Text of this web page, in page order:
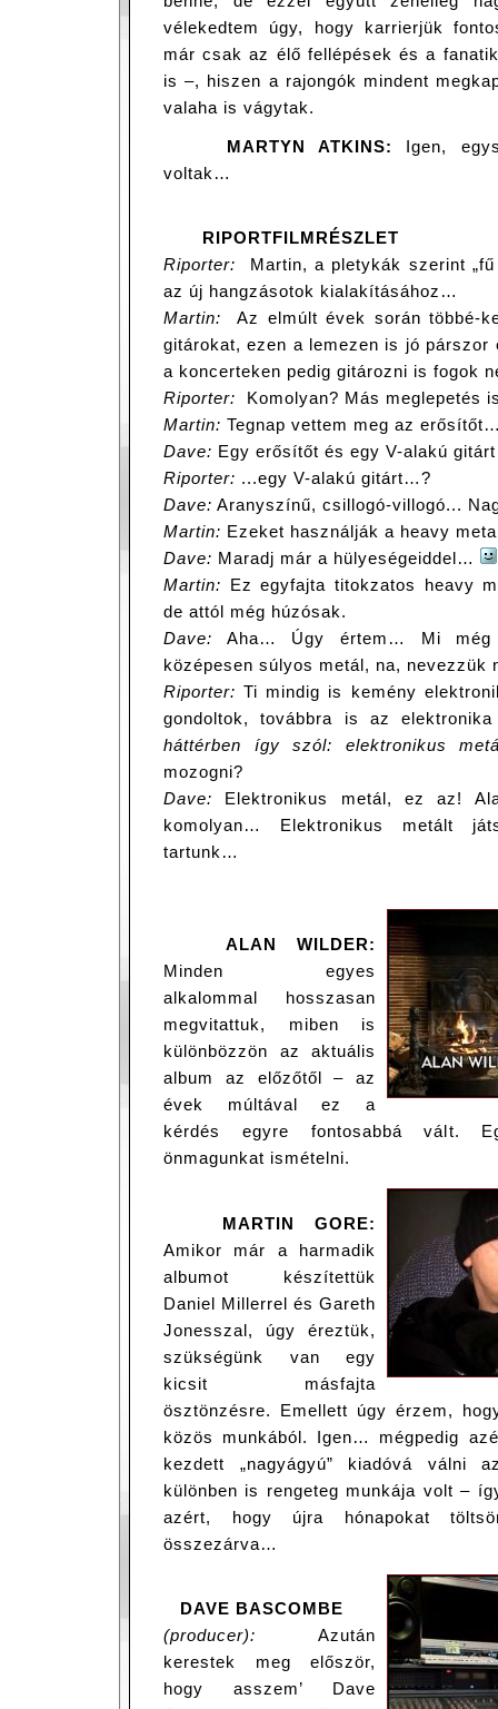
vélekedtem úgy, hogy karrierjük
már csak az élő fellépések és a
is –, hiszen a rajongók mindent
valaha is vágytak.
MARTYN ATKINS:
Igen,
voltak…
RIPORTFILMRÉSZLET
Riporter: Martin, a pletykák szerint
az új hangzásotok kialakításához…
Martin: Az elmúlt évek során többé-
gitárokat, ezen a lemezen is jó
a koncerteken pedig gitározni is fogok
Riporter: Komolyan? Más meglepetés
Martin: Tegnap vettem meg az
Dave: Egy erősítőt és egy V-alakú
Riporter: ...egy V-alakú gitárt…?
Dave: Aranyszínű, csillogó-villogó...
Martin: Ezeket használják a heavy
Dave: Maradj már a hülyeségeiddel…
Martin: Ez egyfajta titokzatos heavy
de attól még húzósak.
Dave: Aha… Úgy értem… Mi
középesen súlyos metál, na, nevezzük
Riporter: Ti mindig is kemény
gondoltok, továbbra is az
háttérben így szól: elektronikus
mozogni?
Dave: Elektronikus metál, ez az!
komolyan… Elektronikus metált
tartunk…
ALAN WILDER:
Minden egyes
alkalommal hosszasan
megvitattuk, miben is
különbözzön az aktuális
album az előzőtől – az
évek múltával ez a
kérdés egyre fontosabbá vált.
önmagunkat ismételni.
MARTIN GORE:
Amikor már a harmadik
albumot készítettük
Daniel Millerrel és Gareth
Jonesszal, úgy éreztük,
szükségünk van egy
kicsit másfajta
ösztönzésre. Emellett úgy érzem,
közös munkából. Igen… mégpedig
kezdett „nagyágyú” kiadóvá válni
különben is rengeteg munkája volt –
azért, hogy újra hónapokat
összezárva…
DAVE BASCOMBE
(producer): Azután
kerestek meg először,
hogy asszem’ Dave